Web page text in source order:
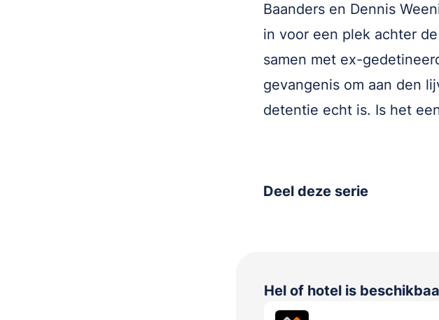
Baanders en Dennis
in voor een plek achter
samen met ex-
gevangenis om aan den
detentie echt is. Is het
Deel deze serie
Hel of hotel is